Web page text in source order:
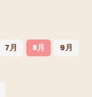
7月 8月
9月